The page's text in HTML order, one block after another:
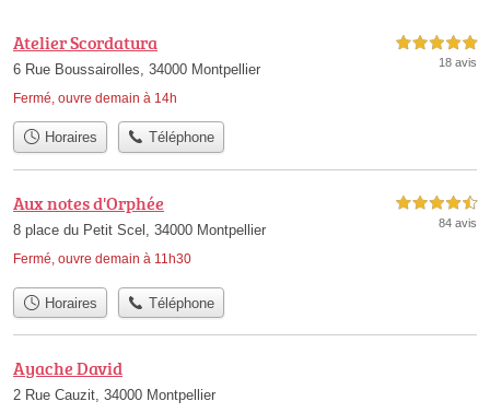
Atelier Scordatura
6 Rue Boussairolles, 34000 Montpellier
Fermé, ouvre demain à 14h
5,0 étoiles sur 5
18 avis
Horaires Téléphone
Aux notes d'Orphée
8 place du Petit Scel, 34000 Montpellier
Fermé, ouvre demain à 11h30
4,5 étoiles sur 5
84 avis
Horaires Téléphone
Ayache David
2 Rue Cauzit, 34000 Montpellier